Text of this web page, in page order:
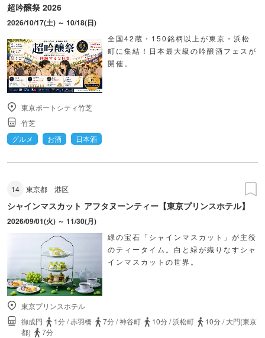
超吟醸祭 2026
2026/10/17(土) ～ 10/18(日)
全国42蔵・150銘柄以上が東京・浜松
町に集結！日本最大級の吟醸酒フェスが
開催。
東京ポートシティ竹芝
竹芝
グルメ
お酒 日本酒
14 東京都 港区
シャインマスカット アフタヌーンティー【東京プリンスホテル】
2026/09/01(火) ～ 11/30(月)
緑の宝石「シャインマスカット」が主役
のティータイム。白と緑が織りなすシャ
インマスカットの世界。
東京プリンスホテル
御成門
1分/赤羽橋 7分/神谷町 10分/浜松町 10分/大門(東京
都)
7分